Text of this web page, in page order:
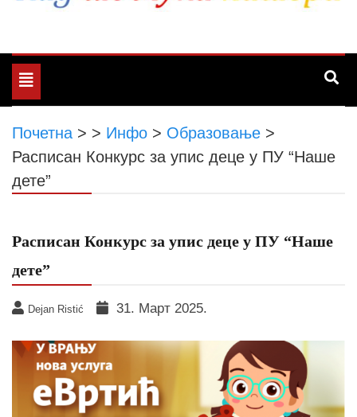
Toggle
navigation
Почетна > > Инфо > Образовање >
Расписан Конкурс за упис деце у ПУ “Наше
дете”
Расписан Конкурс за упис деце у ПУ “Наше
дете”
Dejan Ristić 31. Март 2025.